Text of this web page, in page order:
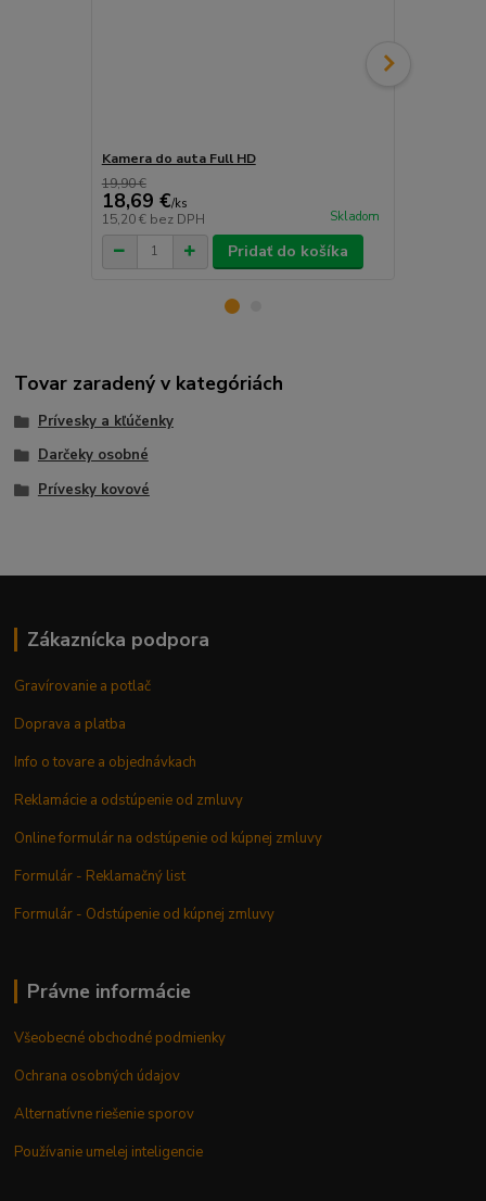
Kamera do auta Full HD
19,90 €
18,69 €/ks
15,20 € bez DPH Skladom
Pridať do košíka
Tovar zaradený v kategóriách
Prívesky a kľúčenky
Darčeky osobné
Prívesky kovové
Zákaznícka podpora
Gravírovanie a potlač
Doprava a platba
Info o tovare a objednávkach
Reklamácie a odstúpenie od zmluvy
Online formulár na odstúpenie od kúpnej zmluvy
Formulár - Reklamačný list
Formulár - Odstúpenie od kúpnej zmluvy
Právne informácie
Všeobecné obchodné podmienky
Ochrana osobných údajov
Alternatívne riešenie sporov
Používanie umelej inteligencie